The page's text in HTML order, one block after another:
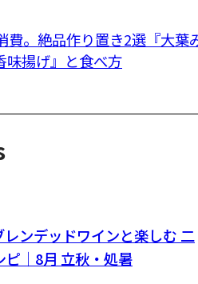
費。絶品作り置き2選『大葉
味揚げ』と食べ方
ンデッドワインと楽しむ 二
｜8月 立秋・処暑